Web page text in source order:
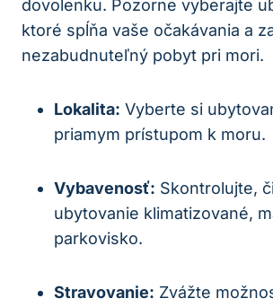
dovolenku. Pozorne vyberajte
ktoré spĺňa vaše očakávania a
nezabudnuteľný pobyt pri mori.
Lokalita: Vyberte si
priamym prístupom k moru.
Vybavenosť: Skontrolujte,
ubytovanie klimatizované,
parkovisko.
Stravovanie: Zvážte